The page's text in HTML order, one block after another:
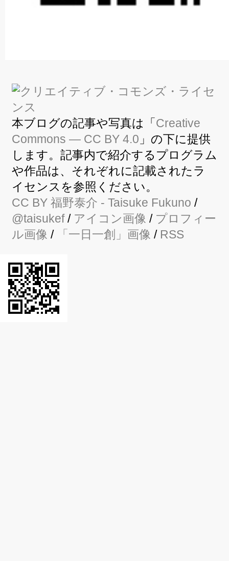
本ブログの記事や写真は「 Creative
Commons — CC BY 4.0 」の下に提供
します。記事内で紹介するプログラム
や作品は、それぞれに記載されたラ
イセンスを参照ください。
CC BY 福野泰介 - Taisuke Fukuno /
@taisukef/ アイコン画像 / プロフィー
ル画像 / 「一日一創」画像 / RSS